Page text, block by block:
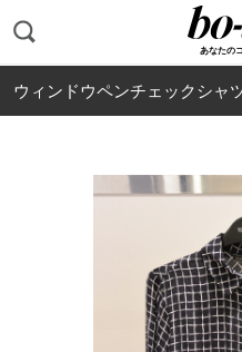
あなたの
ウィンドウペンチェックシャ